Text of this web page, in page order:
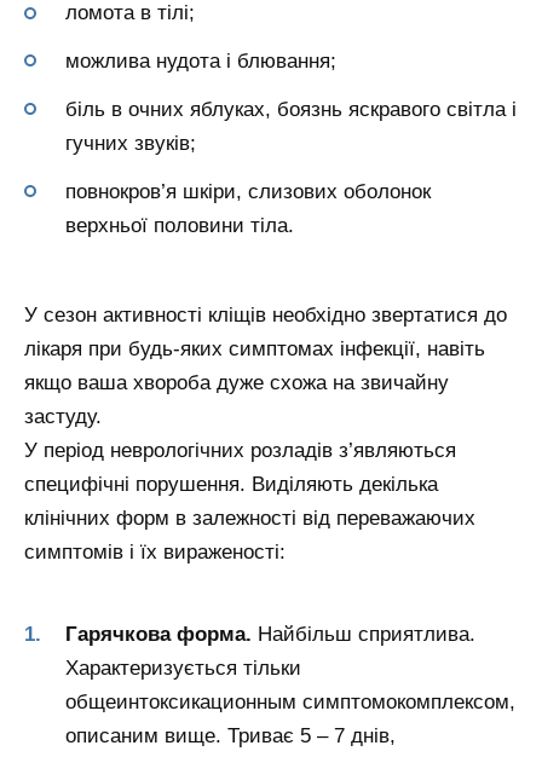
ломота в тілі;
можлива нудота і блювання;
біль в очних яблуках, боязнь яскравого світла і
гучних звуків;
повнокров’я шкіри, слизових оболонок
верхньої половини тіла.
У сезон активності кліщів необхідно звертатися до
лікаря при будь-яких симптомах інфекції, навіть
якщо ваша хвороба дуже схожа на звичайну
застуду.
У період неврологічних розладів з’являються
специфічні порушення. Виділяють декілька
клінічних форм в залежності від переважаючих
симптомів і їх вираженості:
Гарячкова форма. Найбільш сприятлива.
Характеризується тільки
общеинтоксикационным симптомокомплексом,
описаним вище. Триває 5 – 7 днів,